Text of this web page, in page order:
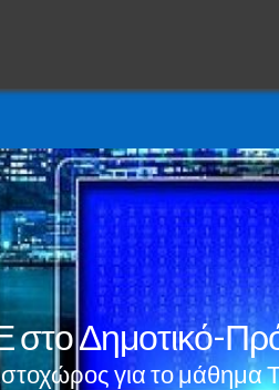
στο Δημοτικό-
για το